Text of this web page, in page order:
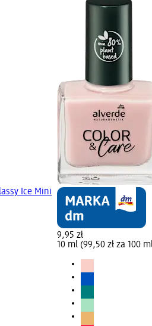
Ice Mini
9,95 zł
10 ml (99,50 zł za 100